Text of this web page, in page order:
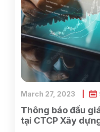
Thông báo đấu
tại CTCP Xây
March 27, 2023